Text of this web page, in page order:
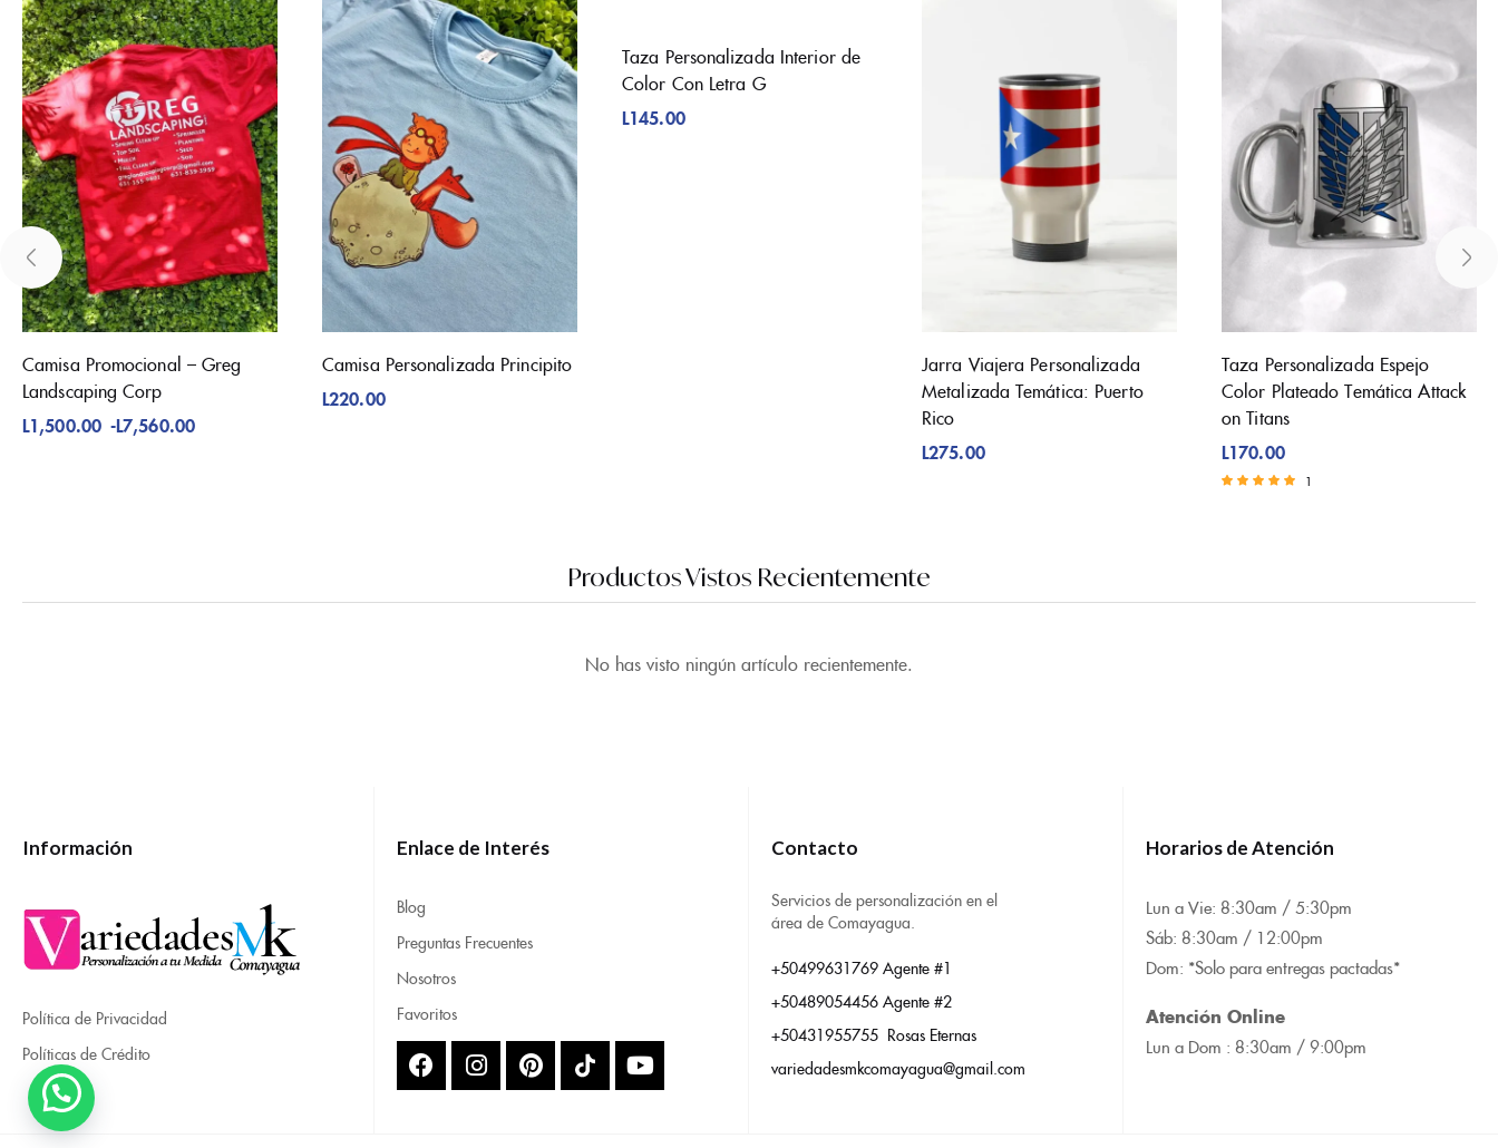
Camisa Promocional – Greg
Landscaping Corp
L1,500.00 -L7,560.00
Camisa Personalizada Principito
L220.00
Taza Personalizada Interior de
Color Con Letra G
L145.00
Jarra Viajera Personalizada
Metalizada Temática: Puerto
Rico
L275.00
Taza Personalizada Espejo
Color Plateado Temática Attack
on Titans
L170.00
1
Productos Vistos Recientemente
No has visto ningún artículo recientemente.
Información
Política de Privacidad
Políticas de Crédito
Enlace de Interés
Blog
Preguntas Frecuentes
Nosotros
Favoritos
Contacto
Servicios de personalización en el
área de Comayagua.
+50499631769 Agente #1
+50489054456 Agente #2
+50431955755 Rosas Eternas
variedadesmkcomayagua@gmail.com
Horarios de Atención
Lun a Vie: 8:30am / 5:30pm
Sáb: 8:30am / 12:00pm
Dom: *Solo para entregas pactadas*
Atención Online
Lun a Dom : 8:30am / 9:00pm